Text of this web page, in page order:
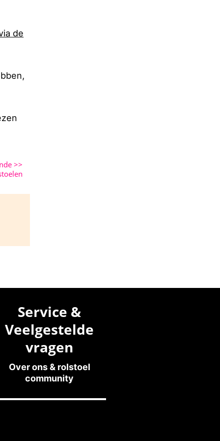
de
>>
Service &
Veelgestelde
vragen
Over ons & rolstoel
community